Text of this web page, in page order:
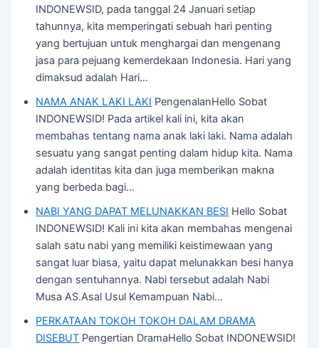
INDONEWSID, pada tanggal 24 Januari setiap
tahunnya, kita memperingati sebuah hari penting
yang bertujuan untuk menghargai dan mengenang
jasa para pejuang kemerdekaan Indonesia. Hari yang
dimaksud adalah Hari…
NAMA ANAK LAKI LAKI PengenalanHello Sobat
INDONEWSID! Pada artikel kali ini, kita akan
membahas tentang nama anak laki laki. Nama adalah
sesuatu yang sangat penting dalam hidup kita. Nama
adalah identitas kita dan juga memberikan makna
yang berbeda bagi…
NABI YANG DAPAT MELUNAKKAN BESI Hello Sobat
INDONEWSID! Kali ini kita akan membahas mengenai
salah satu nabi yang memiliki keistimewaan yang
sangat luar biasa, yaitu dapat melunakkan besi hanya
dengan sentuhannya. Nabi tersebut adalah Nabi
Musa AS.Asal Usul Kemampuan Nabi…
PERKATAAN TOKOH TOKOH DALAM DRAMA
DISEBUT Pengertian DramaHello Sobat INDONEWSID!